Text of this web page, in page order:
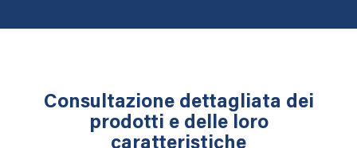
Consultazione dettagliata dei
prodotti e delle loro